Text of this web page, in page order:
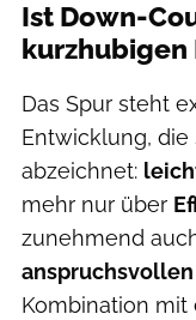
Ist Down-
kurzhubigen
Das Spur steht
Entwicklung, die
abzeichnet:
mehr nur über
zunehmend
anspruchsvollen
Kombination mit